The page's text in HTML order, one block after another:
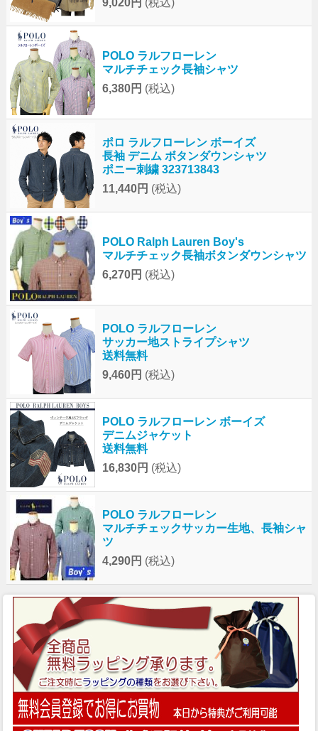
9,020円 (税込)
POLO ラルフローレン
マルチチェック長袖シャツ
6,380円 (税込)
ポロ ラルフローレン ボーイズ
長袖 デニム ボタンダウンシャツ
ポニー刺繍 323713843
11,440円 (税込)
POLO Ralph Lauren Boy's
マルチチェック長袖ボタンダウンシャツ
6,270円 (税込)
POLO ラルフローレン
サッカー地ストライプシャツ
送料無料
9,460円 (税込)
POLO ラルフローレン ボーイズ
デニムジャケット
送料無料
16,830円 (税込)
POLO ラルフローレン
マルチチェックサッカー生地、長袖シャ
ツ
4,290円 (税込)